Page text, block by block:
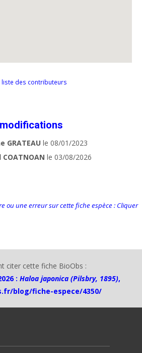
liste des contributeurs
GRATEAU le 08/01/2023
COATNOAN le 03/08/2026
ou une erreur sur cette fiche espèce : Cliquer
citer cette fiche BioObs :
: Haloa japonica (Pilsbry, 1895),
blog/fiche-espece/4350/